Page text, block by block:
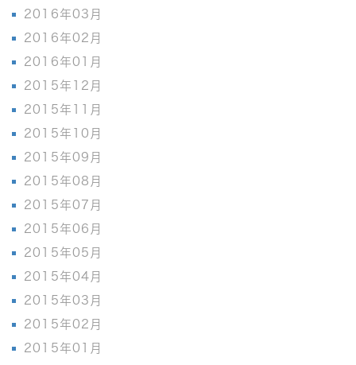
2016年03月
2016年02月
2016年01月
2015年12月
2015年11月
2015年10月
2015年09月
2015年08月
2015年07月
2015年06月
2015年05月
2015年04月
2015年03月
2015年02月
2015年01月